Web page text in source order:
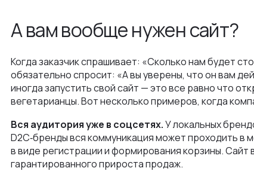
Разработка конфигураторов
Интернет-магазин для селлеров WB и Ozon
Минск, Тимирязева 72/1
Москва, 2-я Тверская-Ямская 18, помещ. 7/2
А вам вообще нужен сайт?
Когда заказчик спрашивает: «Сколько нам будет
обязательно спросит: «А вы уверены, что он вам
иногда запустить свой сайт — это все равно что
вегетарианцы. Вот несколько примеров, когда
Вся аудитория уже в соцсетях.У локальных
D2C‑бренды вся коммуникация может проходить в
в виде регистрации и формирования корзины. Сайт
гарантированного прироста продаж.